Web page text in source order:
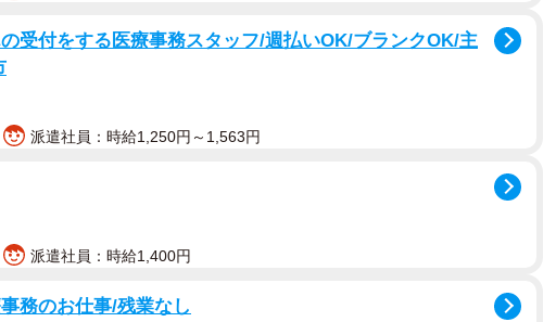
受付をする医療事務スタッフ/週払いOK/ブランクOK/主
派遣社員：時給1,250円～1,563円
派遣社員：時給1,400円
務のお仕事/残業なし